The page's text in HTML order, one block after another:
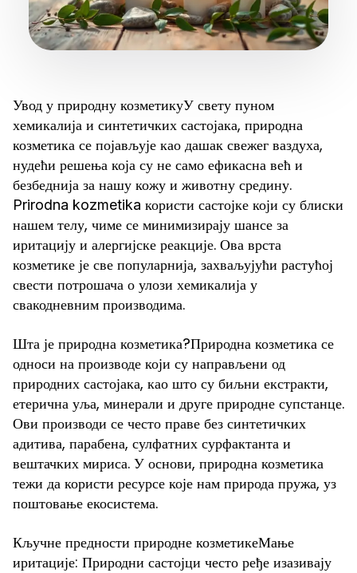
Увод у природну козметикуУ свету пуном
хемикалија и синтетичких састојака, природна
козметика се појављује као дашак свежег ваздуха,
нудећи решења која су не само ефикасна већ и
безбеднија за нашу кожу и животну средину.
Prirodna kozmetika користи састојке који су блиски
нашем телу, чиме се минимизирају шансе за
иритацију и алергијске реакције. Ова врста
козметике је све популарнија, захваљујући растућој
свести потрошача о улози хемикалија у
свакодневним производима.
Шта је природна козметика?Природна козметика се
односи на производе који су направљени од
природних састојака, као што су биљни екстракти,
етерична уља, минерали и друге природне супстанце.
Ови производи се често праве без синтетичких
адитива, парабена, сулфатних сурфактанта и
вештачких мириса. У основи, природна козметика
тежи да користи ресурсе које нам природа пружа, уз
поштовање екосистема.
Кључне предности природне козметикеМање
иритације: Природни састојци често ређе изазивају